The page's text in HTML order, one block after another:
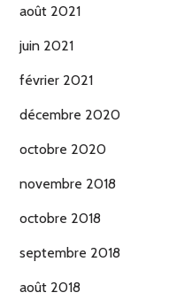
août 2021
juin 2021
février 2021
décembre 2020
octobre 2020
novembre 2018
octobre 2018
septembre 2018
août 2018